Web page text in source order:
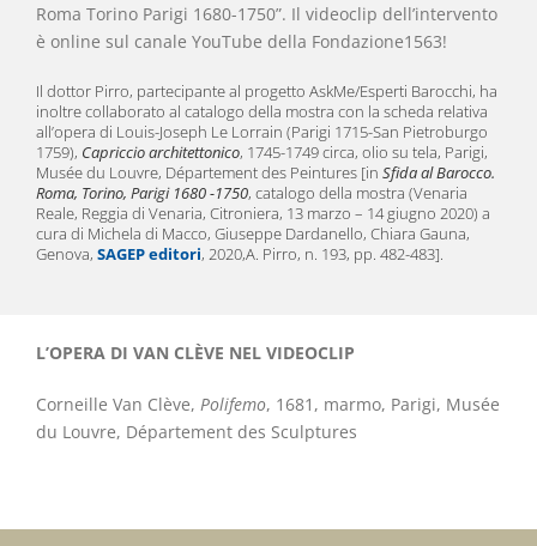
Roma Torino Parigi 1680-1750”. Il videoclip dell’intervento
è online sul canale YouTube della Fondazione1563!
Il dottor Pirro, partecipante al progetto AskMe/Esperti Barocchi, ha
inoltre collaborato al catalogo della mostra con la scheda relativa
all’opera di Louis-Joseph Le Lorrain (Parigi 1715-San Pietroburgo
1759), Capriccio architettonico, 1745-1749 circa, olio su tela, Parigi,
Musée du Louvre, Département des Peintures [in Sfida al Barocco.
Roma, Torino, Parigi 1680 -1750, catalogo della mostra (Venaria
Reale, Reggia di Venaria, Citroniera, 13 marzo – 14 giugno 2020) a
cura di Michela di Macco, Giuseppe Dardanello, Chiara Gauna,
Genova, SAGEP editori, 2020,A. Pirro, n. 193, pp. 482-483].
L’OPERA DI VAN CLÈVE NEL VIDEOCLIP
Corneille Van Clève, Polifemo, 1681, marmo, Parigi, Musée
du Louvre, Département des Sculptures